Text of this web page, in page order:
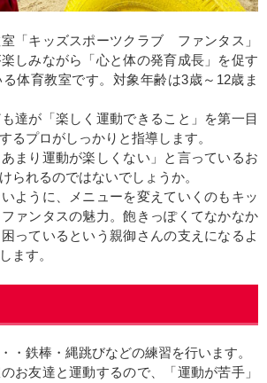
「キッズスポーツクラブ ファンタス」
しみながら「心と体の発育成長」を促す
体育教室です。対象年齢は3歳～12歳ま
達が「楽しく運動できること」を第一目
るプロがしっかりと指導します。
あまり運動が楽しくない」と言っているお
られるのではないでしょうか。
ように、メニューを変えていくのもキッ
ァンタスの魅力。飽きっぽくてなかなか
っているという親御さんの支えになるよ
ます。
・鉄棒・縄跳びなどの練習を行います。
お友達と運動するので、「運動が苦手」